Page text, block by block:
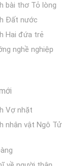
bài thơ Tỏ lòng
Đất nước
Hai đứa trẻ
nghề nghiệp
Vợ nhặt
nhân vật Ngô Tử